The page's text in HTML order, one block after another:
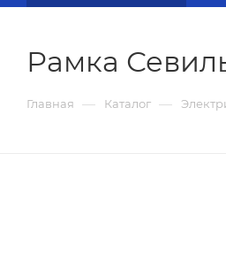
Рамка
Главная — Каталог —